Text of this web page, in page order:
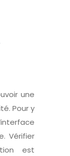
une
Pour y
Vérifier
est